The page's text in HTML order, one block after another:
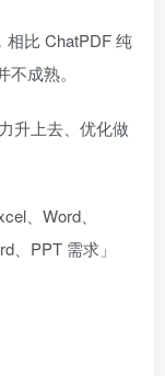
相比 ChatPDF 纯
成熟。
升上去、优化做
、Word、
、PPT 需求」